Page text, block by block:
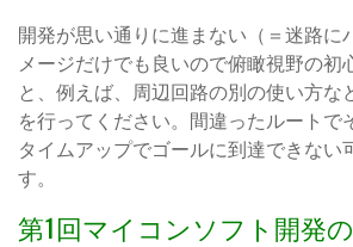
開発が思い通りに進まない（＝迷路に
メージだけでも良いので俯瞰視野の初
と、例えば、周辺回路の別の使い方な
を行ってください。間違ったルートで
タイムアップでゴールに到達できない
す。
第1回マイコンソフト開発